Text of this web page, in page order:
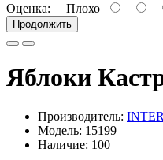
Оценка: Плохо
Продолжить
Яблоки
Производитель:
Модель: 15199
Наличие: 100